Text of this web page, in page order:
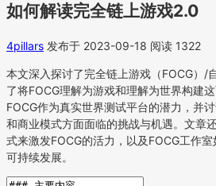
如何解读完全链上游戏2.0
4pillars 发布于 2023-09-18 阅读 1322
本文深入探讨了完全链上游戏（FOCG）/
了将FOCG理解为游戏和理解为世界构建
FOCG作为真实世界测试平台的潜力，并
和商业模式方面面临的挑战与机遇。文章
式来激发FOCG的活力，以及FOCG工作
可持续发展。